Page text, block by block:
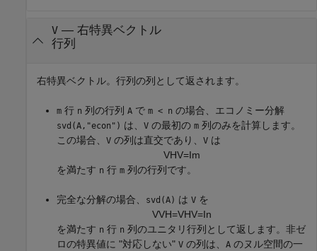
V— 右特異ベクトル
行列
右特異ベクトル。行列の列として返されます。
m 行 n 列の行列 A で m < n の場合、エコノミー分解
svd(A,"econ") は、 V の最初の m 列のみを計算します。
この場合、 V の列は直交であり、 V は
VHV=Im
を満たす n 行 m 列の行列です。
完全な分解の場合、 svd(A) は V を
VVH=VHV=In
を満たす n 行 n 列のユニタリ行列として返します。非ゼ
ロの特異値に "対応しない" V の列は、 A のヌル空間の一